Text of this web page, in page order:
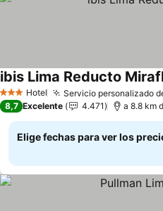
3 Estrellas
Hotel Servicio personalizado
ibis Lima Reducto
8,7 Excelente 4.471 a 8.8 km
Elige fechas para ver los